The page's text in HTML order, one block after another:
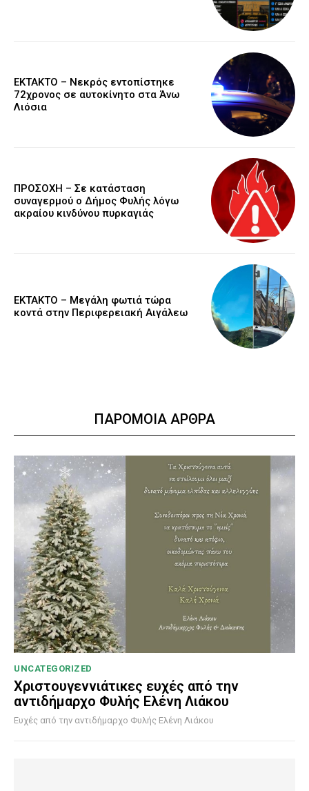
EKTAKTO – Νεκρός εντοπίστηκε
72χρονος σε αυτοκίνητο στα Άνω
Λιόσια
ΠΡΟΣΟΧΗ – Σε κατάσταση
συναγερμού ο Δήμος Φυλής λόγω
ακραίου κινδύνου πυρκαγιάς
ΕΚΤΑΚΤΟ – Μεγάλη φωτιά τώρα
κοντά στην Περιφερειακή Αιγάλεω
ΠΑΡΟΜΟΙΑ ΑΡΘΡΑ
UNCATEGORIZED
Χριστουγεννιάτικες ευχές από την
αντιδήμαρχο Φυλής Ελένη Λιάκου